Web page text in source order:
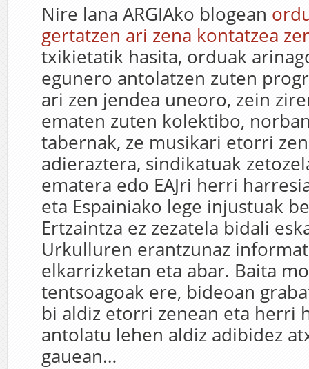
Nire lana ARGIAko blogean
gertatzen ari zena kontatzea
txikietatik hasita, orduak
egunero antolatzen zuten
ari zen jendea uneoro, zein
ematen zuten kolektibo,
tabernak, ze musikari etorri
adieraztera, sindikatuak
ematera edo EAJri herri
eta Espainiako lege injustuak
Ertzaintza ez zezatela bidali
Urkulluren erantzunaz
elkarrizketan eta abar. Baita
tentsoagoak ere, bideoan
bi aldiz etorri zenean eta herri
antolatu lehen aldiz adibidez
gauean…